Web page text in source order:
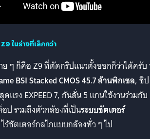
ในร่างที่เล็กกว่า
ๆ ก็คือ Z9 ที่ตัดกริปแนวตั้งออกก็ว่าได้ครับ
BSI Stacked CMOS 45.7 ล้านพิกเซล, ชิป
แรง EXPEED 7, กันสั่น 5 แกนใช้งานร่วมกับ
ป รวมถึงตัวกล้องที่เป็นระบบชัตเตอร์
ไร้ชัตเตอร์กลไกแบบกล้องทั่ว ๆ ไป